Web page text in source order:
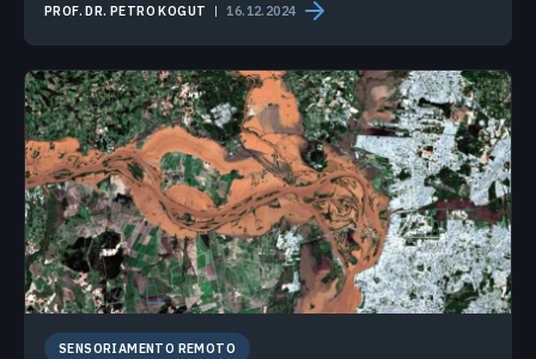
PROF. DR. PETRO KOGUT 16.12.2024
SENSORIAMENTO REMOTO